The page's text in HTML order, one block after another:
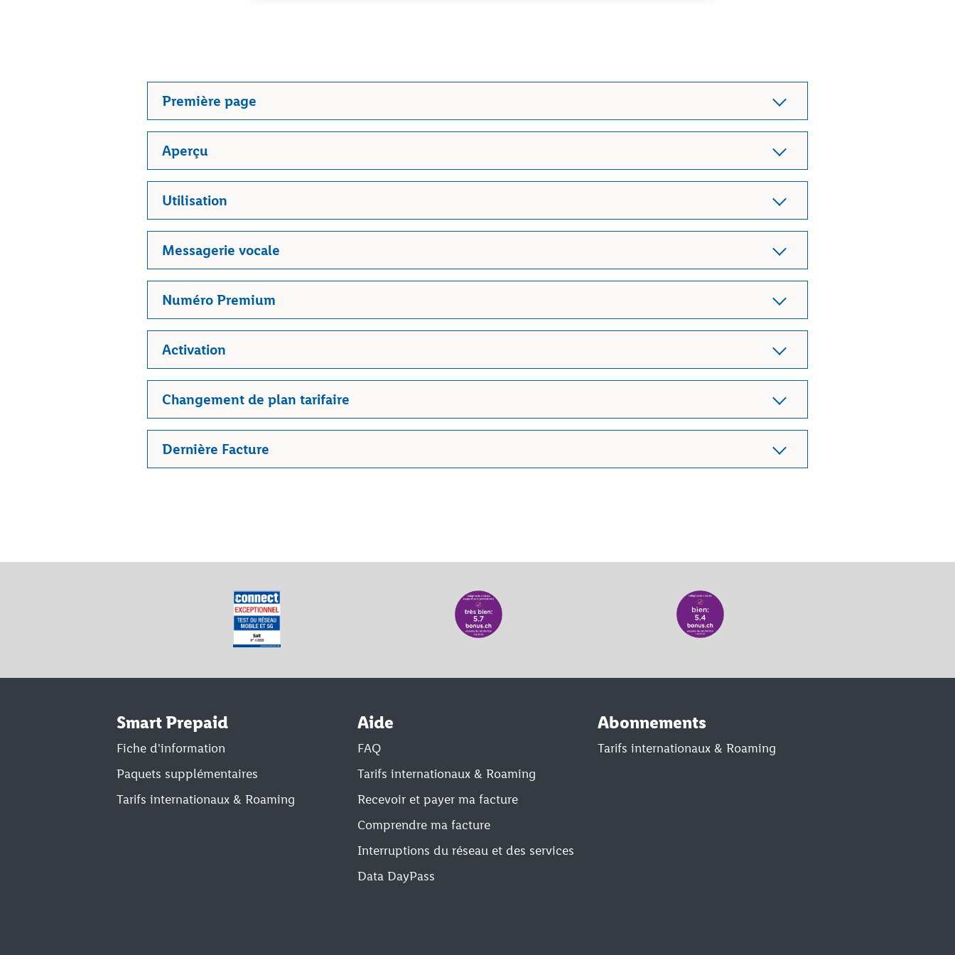
Première page
Aperçu
Utilisation
Messagerie vocale
Numéro Premium
Activation
Changement de plan tarifaire
Dernière Facture
Smart Prepaid
Fiche d'information
Paquets supplémentaires
Tarifs internationaux & Roaming
Aide
FAQ
Tarifs internationaux & Roaming
Recevoir et payer ma facture
Comprendre ma facture
Interruptions du réseau et des services
Data DayPass
Abonnements
Tarifs internationaux & Roaming